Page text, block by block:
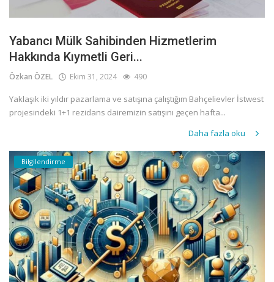
Yabancı Mülk Sahibinden Hizmetlerim
Hakkında Kıymetli Geri...
Özkan ÖZEL Ekim 31, 2024 490
Yaklaşık iki yıldır pazarlama ve satışına çalıştığım Bahçelievler İstwest
projesindeki 1+1 rezidans dairemizin satışını geçen hafta...
Daha fazla oku
Bilgilendirme